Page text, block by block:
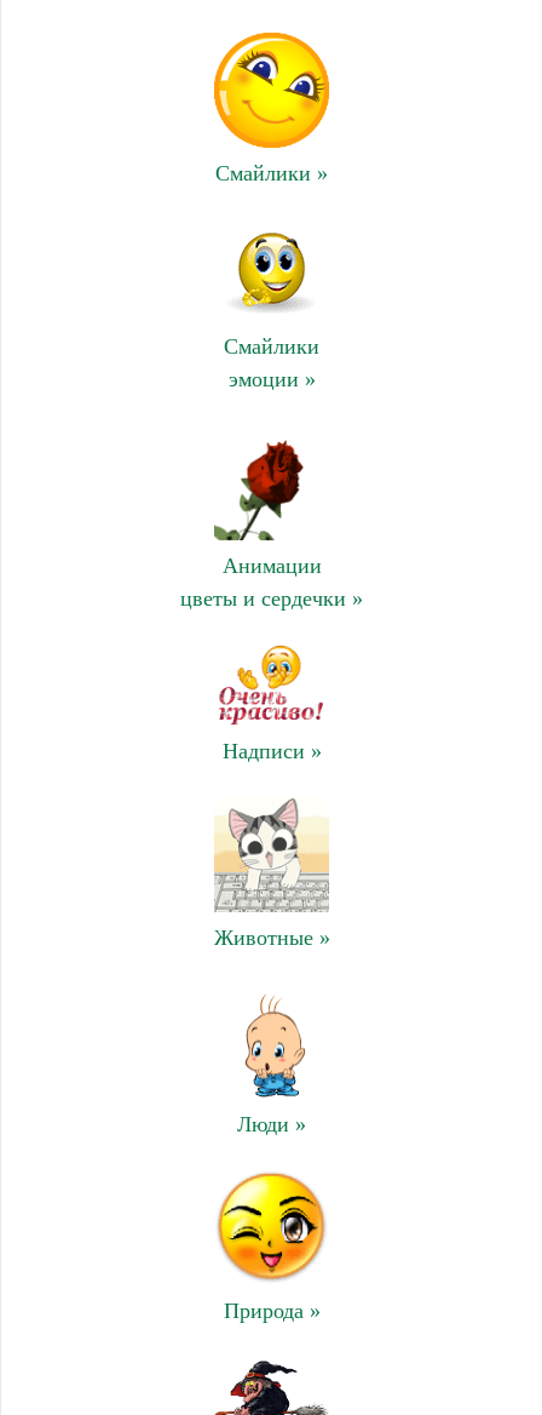
Смайлики »
Смайлики
эмоции »
Анимации
цветы и сердечки »
Надписи »
Животные »
Люди »
Природа »